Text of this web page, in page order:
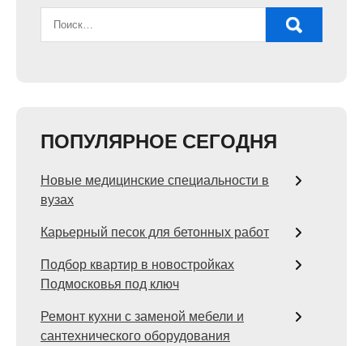
ПОПУЛЯРНОЕ СЕГОДНЯ
Новые медицинские специальности в
вузах
Карьерный песок для бетонных работ
Подбор квартир в новостройках
Подмосковья под ключ
Ремонт кухни с заменой мебели и
сантехнического оборудования